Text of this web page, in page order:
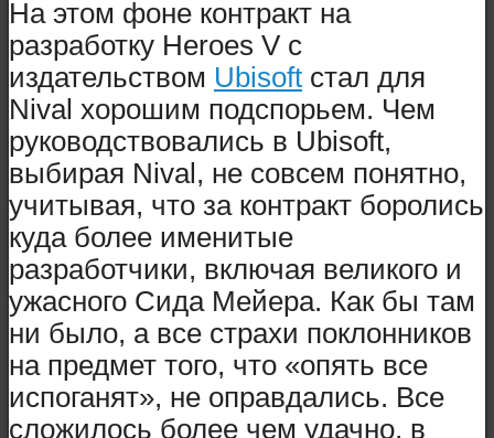
На этом фоне контракт на
разработку Heroes V с
издательством Ubisoft стал для
Nival хорошим подспорьем. Чем
руководствовались в Ubisoft,
выбирая Nival, не совсем понятно,
учитывая, что за контракт боролись
куда более именитые
разработчики, включая великого и
ужасного Сида Мейера. Как бы там
ни было, а все страхи поклонников
на предмет того, что «опять все
испоганят», не оправдались. Все
сложилось более чем удачно, в